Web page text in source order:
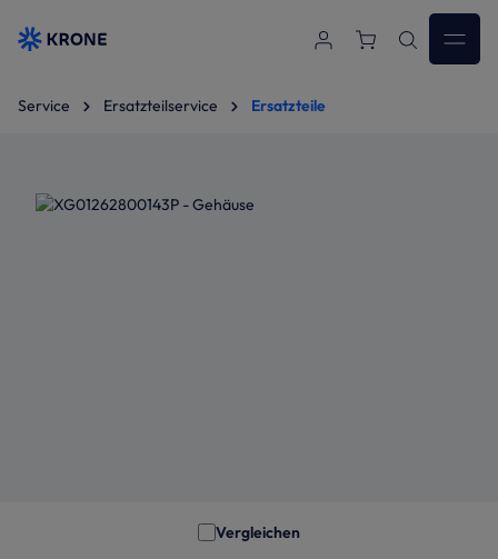
Zum Hauptinhalt springen
Service Ersatzteilservice Ersatzteile
Vergleichen